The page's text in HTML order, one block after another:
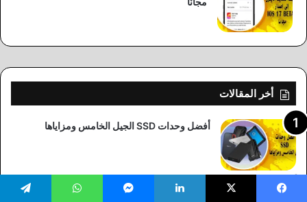
أخر المقالات
أفضل وحدات SSD الجيل الخامس ومزاياها
كيفية تحميل برنامج Dr. WiFi مع الخطوات WiFi